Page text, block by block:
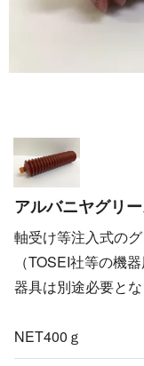
アルバニヤグリ
軸受け等注入式のグ
（TOSEI社等の機器
器具は別途必要とな
NET400ｇ